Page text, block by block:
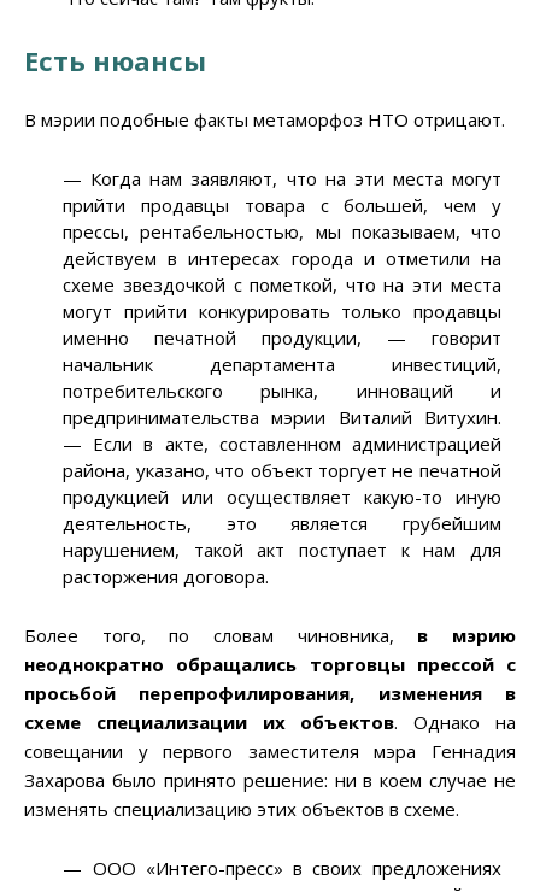
Есть нюансы
В мэрии подобные факты метаморфоз НТО отрицают.
— Когда нам заявляют, что на эти места могут
прийти продавцы товара с большей, чем у
прессы, рентабельностью, мы показываем, что
действуем в интересах города и отметили на
схеме звездочкой с пометкой, что на эти места
могут прийти конкурировать только продавцы
именно печатной продукции, — говорит
начальник департамента инвестиций,
потребительского рынка, инноваций и
предпринимательства мэрии Виталий Витухин.
— Если в акте, составленном администрацией
района, указано, что объект торгует не печатной
продукцией или осуществляет какую-то иную
деятельность, это является грубейшим
нарушением, такой акт поступает к нам для
расторжения договора.
Более того, по словам чиновника, в мэрию
неоднократно обращались торговцы прессой с
просьбой перепрофилирования, изменения в
схеме специализации их объектов. Однако на
совещании у первого заместителя мэра Геннадия
Захарова было принято решение: ни в коем случае не
изменять специализацию этих объектов в схеме.
— ООО «Интего-пресс» в своих предложениях